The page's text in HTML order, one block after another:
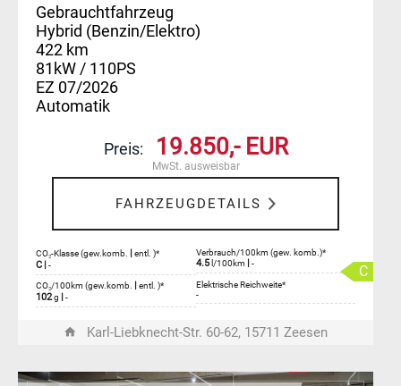
Gebrauchtfahrzeug
Hybrid (Benzin/Elektro)
422 km
81kW / 110PS
EZ 07/2026
Automatik
Preis: 19.850,- EUR
MwSt. ausweisbar
FAHRZEUGDETAILS
CO₂-Klasse (gew.komb. | entl. )*
C | -
Verbrauch/100km (gew. komb.)*
4.5 l/100km | -
CO₂/100km (gew.komb. | entl. )*
102g | -
Elektrische Reichweite*
-
C
Karl-Liebknecht-Str. 60-62, 15711 Zeesen